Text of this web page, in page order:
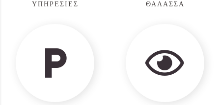
ΥΠΗΡΕΣΙΕΣ ΘΑΛΑΣΣΑ